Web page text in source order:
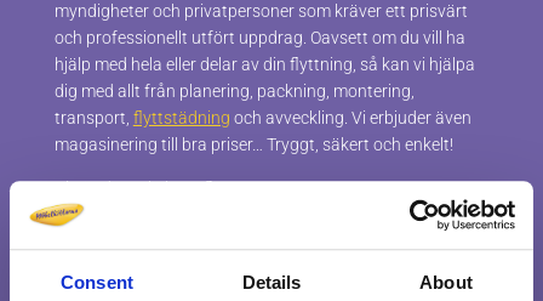
Consent Details About
myndigheter och privatpersoner som kräver ett prisvärt
och professionellt utfört uppdrag. Oavsett om du vill ha
hjälp med hela eller delar av din flyttning, så kan vi hjälpa
dig med allt från planering, packning, montering,
transport, flyttstädning och avveckling. Vi erbjuder även
magasinering till bra priser… Tryggt, säkert och enkelt!
Vi gör det enkelt att flytta…
Information